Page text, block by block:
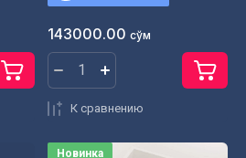
143000.00 сўм
К сравнению
Новинка